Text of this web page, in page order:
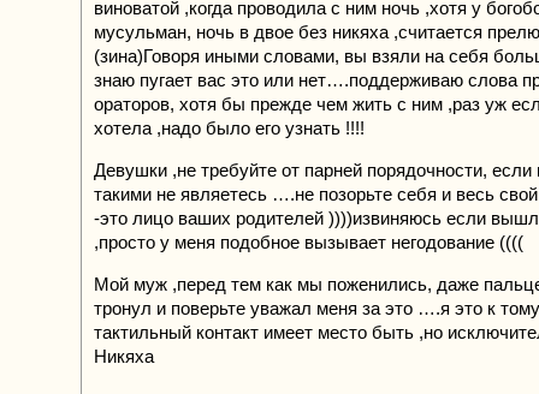
виноватой ,когда проводила с ним ночь ,хотя у
мусульман, ночь в двое без никяха ,считается
(зина)Говоря иными словами, вы взяли на себя
знаю пугает вас это или нет….поддерживаю слова
ораторов, хотя бы прежде чем жить с ним ,раз уж
хотела ,надо было его узнать !!!!
Девушки ,не требуйте от парней порядочности,
такими не являетесь ….не позорьте себя и весь
-это лицо ваших родителей ))))извиняюсь если
,просто у меня подобное вызывает негодование ((((
Мой муж ,перед тем как мы поженились, даже
тронул и поверьте уважал меня за это ….я это к
тактильный контакт имеет место быть ,но
Никяха